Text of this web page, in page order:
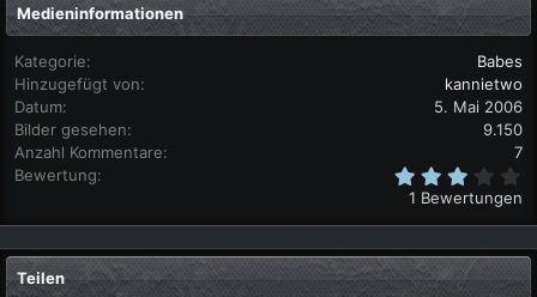
Medieninformationen
Kategorie
Babes
Hinzugefügt von
kannietwo
Datum
5. Mai 2006
Bilder gesehen
9.150
Anzahl Kommentare
7
Bewertung
0
S
t
e
1 Bewertungen
Teilen